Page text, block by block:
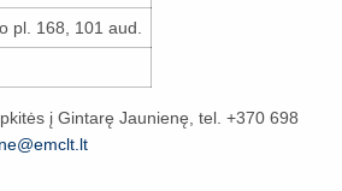
pl. 168, 101 aud.
į Gintarę Jaunienę, tel. +370 698